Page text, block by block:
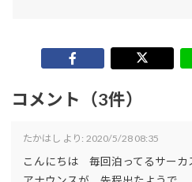
コメント（3件）
たかはし より: 2020/5/28 08:35
こんにちは 毎回泊ってるサーカ